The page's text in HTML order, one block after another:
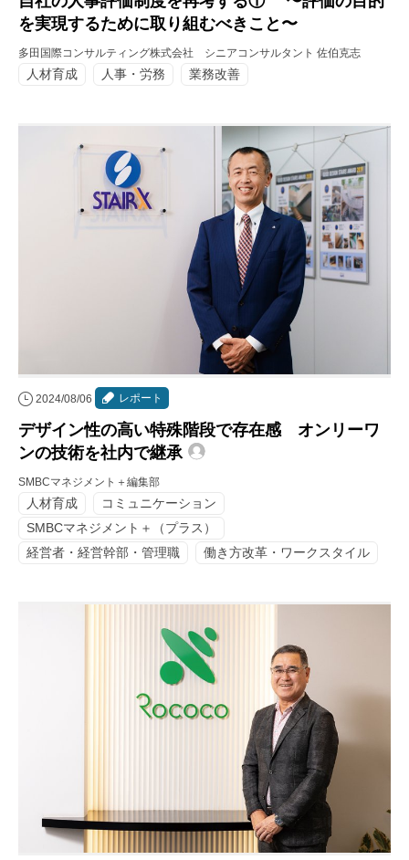
を実現するために取り組むべきこと〜
多田国際コンサルティング株式会社 シニアコンサルタント 佐伯克志
人材育成 人事・労務 業務改善
2024/08/06 レポート
デザイン性の高い特殊階段で存在感 オンリーワ
ンの技術を社内で継承
SMBCマネジメント＋編集部
人材育成
コミュニケーション
SMBCマネジメント＋（プラス）
経営者・経営幹部・管理職
働き方改革・ワークスタイル